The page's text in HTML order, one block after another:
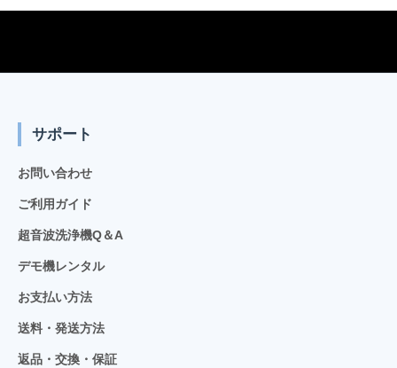
サポート
お問い合わせ
ご利用ガイド
超音波洗浄機Q＆A
デモ機レンタル
お支払い方法
送料・発送方法
返品・交換・保証